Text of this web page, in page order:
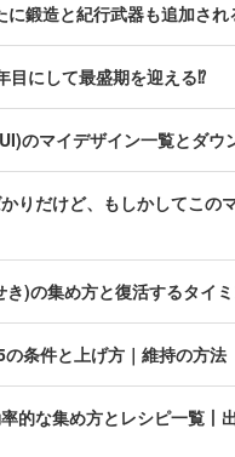
に鍛造と紀行武器も追加され
目にして最盛期を迎える⁉
のマイデザイン一覧とダウ
かりだけど、もしかしてこの
)の集め方と復活するタイ
条件と上げ方｜維持の方法
的な集め方とレシピ一覧丨